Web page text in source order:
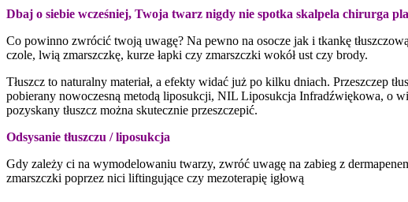
Dbaj o siebie wcześniej, Twoja twarz nigdy nie spotka skalpela chirurga
Co powinno zwrócić twoją uwagę? Na pewno na osocze jak i tkankę
czole, lwią zmarszczkę, kurze łapki czy zmarszczki wokół ust czy brody.
Tłuszcz to naturalny materiał, a efekty widać już po kilku dniach. Przeszczep
pobierany nowoczesną metodą liposukcji, NIL Liposukcja Infradźwiękowa, o
pozyskany tłuszcz można skutecznie przeszczepić.
Odsysanie tłuszczu / liposukcja
Gdy zależy ci na wymodelowaniu twarzy, zwróć uwagę na zabieg z
zmarszczki poprzez nici liftingujące czy mezoterapię igłową